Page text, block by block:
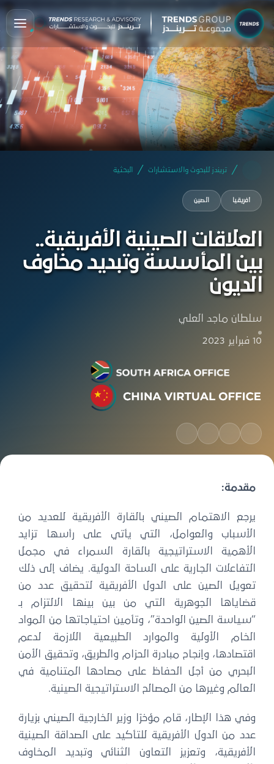
تريندز للبحوث والاستشارات البحثية
أفريقيا الصين
العلاقات الصينية الأفريقية..
بين المأسسة وتبديد مخاوف
الديون
سلطان ماجد العلي
10 فبراير 2023
مقدمة:
يرجع الاهتمام الصيني بالقارة الأفريقية للعديد من
الأسباب والعوامل، التي يأتي على رأسها تزايد
الأهمية الاستراتيجية بالقارة السمراء في مجمل
التفاعلات الجارية على الساحة الدولية. يضاف إلى ذلك
تعويل الصين على الدول الأفريقية لتحقيق عدد من
قضاياها الجوهرية التي من بين بينها الالتزام بـ
“سياسة الصين الواحدة”، وتأمين احتياجاتها من المواد
الخام الأولية والموارد الطبيعية اللازمة لدعم
اقتصادها، وإنجاح مبادرة الحزام والطريق، وتحقيق الأمن
البحري من أجل الحفاظ على مصاحها المتنامية في
العالم وغيرها من المصالح الاستراتيجية الصينية.
وفي هذا الإطار، قام مؤخرًا وزير الخارجية الصيني بزيارة
عدد من الدول الأفريقية للتأكيد على الصداقة الصينية
الأفريقية، وتعزيز التعاون الثنائي وتبديد المخاوف